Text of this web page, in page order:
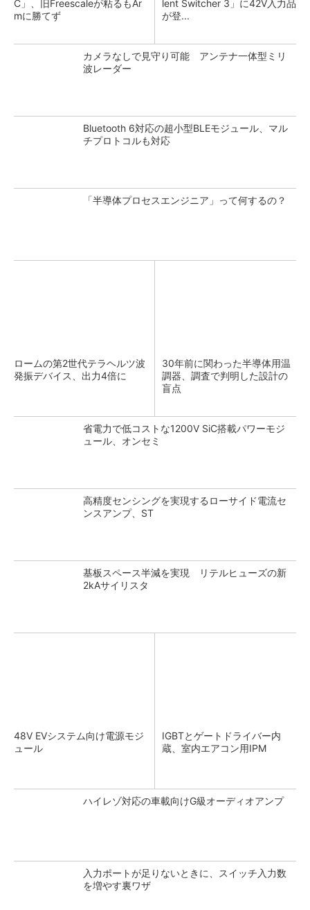
C」、旧Freescaleが粘るもAr
mに勝てず
lent Switcher 3」に42V入力品
が登...
カメラなしで見守り可能 アンテナ一体型ミリ
波レーダー
Bluetooth 6対応の超小型BLEモジュール、マル
チプロトコルも対応
「半導体プロセスエンジニア」って何するの？
ロームの第2世代テラヘルツ波
発振デバイス、出力4倍に
30年前に関わった半導体用温
調器、調査で判明した設計の
盲点
省電力で低コストな1200V SiC搭載パワーモジ
ュール、オンセミ
高精度センシングを実現するローサイド電流セ
ンスアンプ、ST
基板スペース半減を実現 リテルヒューズの新
2kAサイリスタ
48V EVシステム向け電源モジ
ュール
IGBTとゲートドライバー内
蔵、室内エアコン用IPM
ハイレゾ対応の車載向けG級オーディオアンプ
入力ポートが足りないときに、スイッチ入力数
を増やす裏ワザ